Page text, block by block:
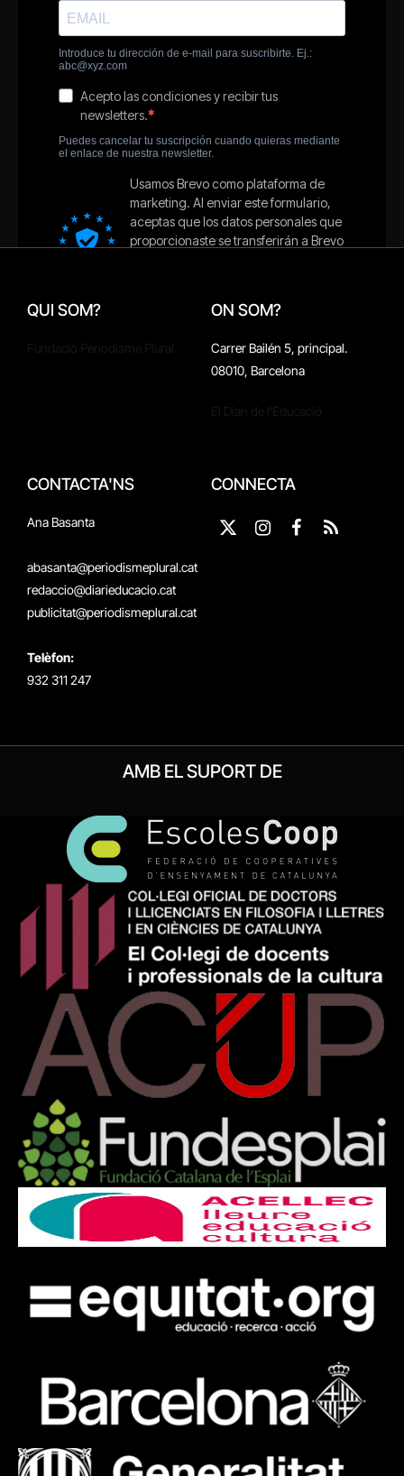
QUI SOM? ON SOM?
Carrer Bailén 5, principal.
08010, Barcelona
CONTACTA'NS
Ana Basanta
abasanta@periodismeplural.cat
redaccio@diarieducacio.cat
publicitat@periodismeplural.cat
Telèfon:
932 311 247
CONNECTA
X
InstagramFacebook
RSS
AMB EL SUPORT DE